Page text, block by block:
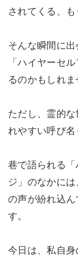
されてくる、も
そんな瞬間に
「ハイヤーセ
るのかもしれま
ただし、霊的
れやすい呼び名
巷で語られる
ジ」のなかに
の声が紛れ込
す。
今日は、私自身